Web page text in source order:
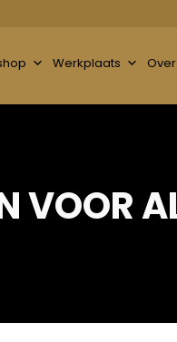
Werkplaats
VOOR